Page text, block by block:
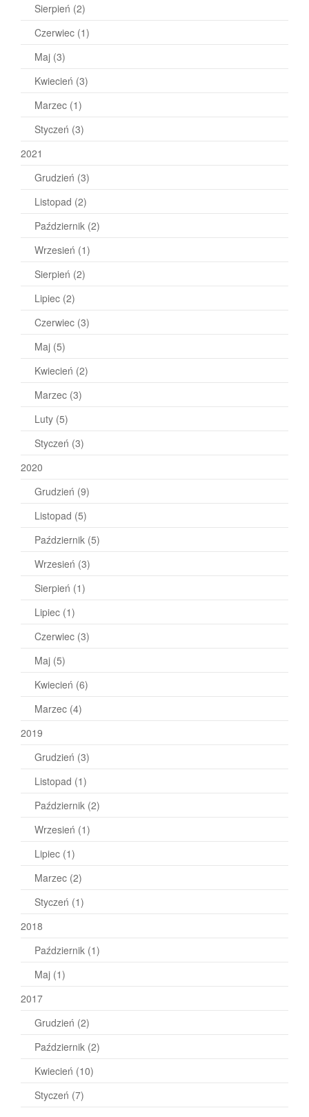
Sierpień (2)
Czerwiec (1)
Maj (3)
Kwiecień (3)
Marzec (1)
Styczeń (3)
2021
Grudzień (3)
Listopad (2)
Październik (2)
Wrzesień (1)
Sierpień (2)
Lipiec (2)
Czerwiec (3)
Maj (5)
Kwiecień (2)
Marzec (3)
Luty (5)
Styczeń (3)
2020
Grudzień (9)
Listopad (5)
Październik (5)
Wrzesień (3)
Sierpień (1)
Lipiec (1)
Czerwiec (3)
Maj (5)
Kwiecień (6)
Marzec (4)
2019
Grudzień (3)
Listopad (1)
Październik (2)
Wrzesień (1)
Lipiec (1)
Marzec (2)
Styczeń (1)
2018
Październik (1)
Maj (1)
2017
Grudzień (2)
Październik (2)
Kwiecień (10)
Styczeń (7)